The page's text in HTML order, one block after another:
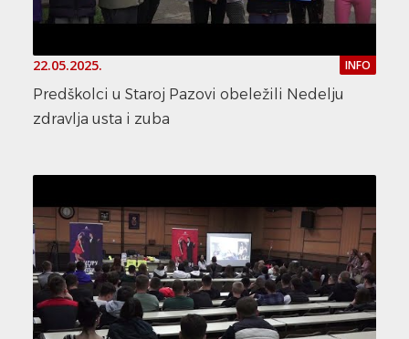
22.05.2025. INFO
Predškolci u Staroj Pazovi obeležili Nedelju
zdravlja usta i zuba